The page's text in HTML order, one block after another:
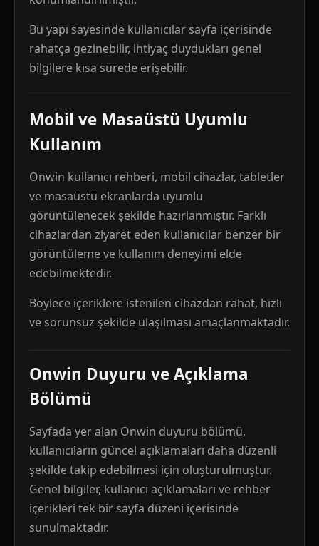
Bu yapı sayesinde kullanıcılar sayfa içerisinde
rahatça gezinebilir, ihtiyaç duydukları genel
bilgilere kısa sürede erişebilir.
Mobil ve Masaüstü Uyumlu
Kullanım
Onwin kullanıcı rehberi, mobil cihazlar, tabletler
ve masaüstü ekranlarda uyumlu
görüntülenecek şekilde hazırlanmıştır. Farklı
cihazlardan ziyaret eden kullanıcılar benzer bir
görüntüleme ve kullanım deneyimi elde
edebilmektedir.
Böylece içeriklere istenilen cihazdan rahat, hızlı
ve sorunsuz şekilde ulaşılması amaçlanmaktadır.
Onwin Duyuru ve Açıklama
Bölümü
Sayfada yer alan Onwin duyuru bölümü,
kullanıcıların güncel açıklamaları daha düzenli
şekilde takip edebilmesi için oluşturulmuştur.
Genel bilgiler, kullanıcı açıklamaları ve rehber
içerikleri tek bir sayfa düzeni içerisinde
sunulmaktadır.